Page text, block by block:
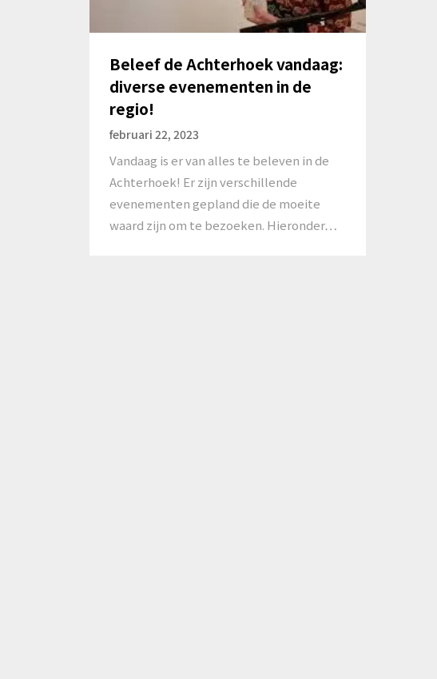
Beleef de Achterhoek vandaag:
diverse evenementen in de
regio!
februari 22, 2023
Vandaag is er van alles te beleven in de
Achterhoek! Er zijn verschillende
evenementen gepland die de moeite
waard zijn om te bezoeken. Hieronder…